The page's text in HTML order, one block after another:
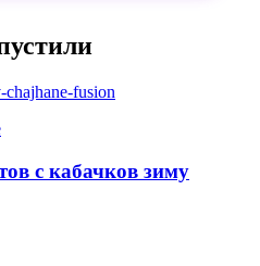
с кабачков зиму